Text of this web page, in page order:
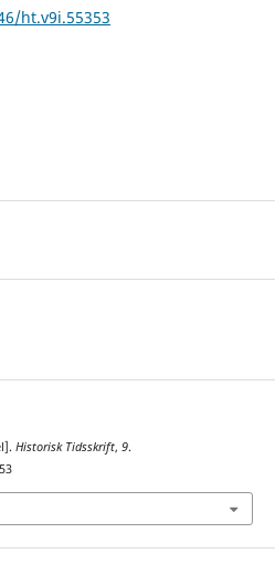
ht.v9i.55353
Historisk Tidsskrift, 9.